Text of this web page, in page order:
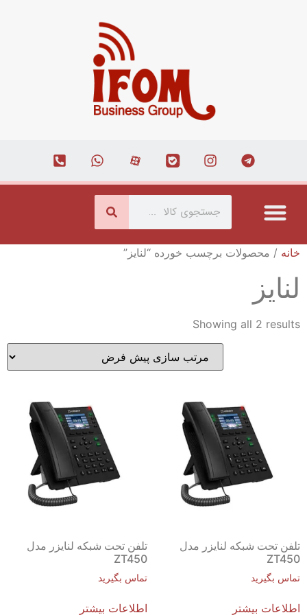
خانه / محصولات برچسب خورده “لنایز”
لنایز
Showing all 2 results
تلفن تحت شبکه لنایزر مدل
ZT450
تماس بگیرید
اطلاعات بیشتر
تلفن تحت شبکه لنایزر مدل
ZT450
تماس بگیرید
اطلاعات بیشتر